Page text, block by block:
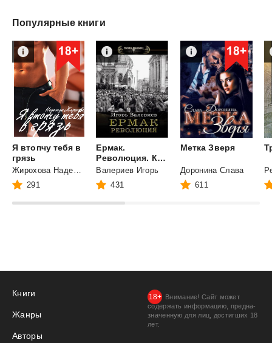
Популярные книги
Я втопчу тебя в
грязь
291
Ермак.
Революция. Книга девятая.
Валериев Игорь
431
Метка Зверя
Доронина Слава
611
Книги
Жанры
Авторы
Внимание! Сайт может
содержать информацию, предна­
значенную для лиц, дости­гших 18
лет.